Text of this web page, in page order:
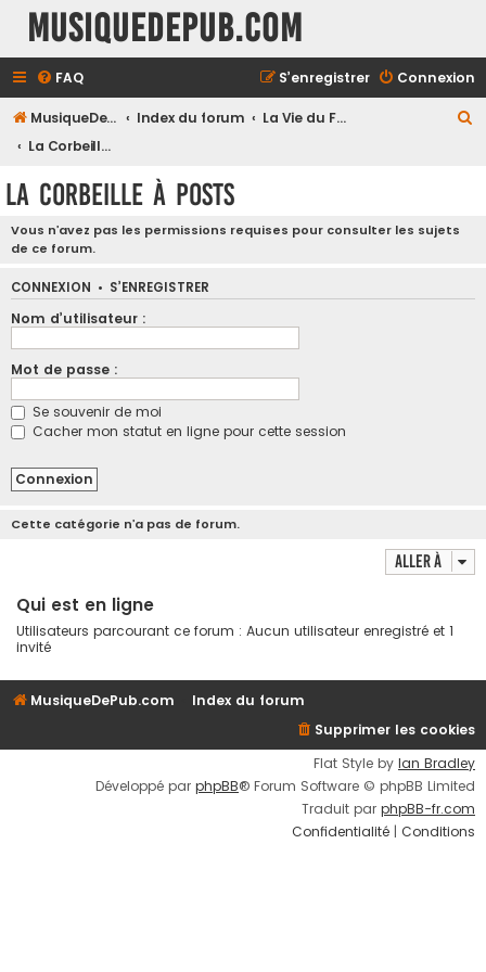
MusiqueDePub.com
FAQ Connexion
S’enregistrer
MusiqueDePub.com Index du forum
La Vie du Forum
La Corbeille à Posts
La Corbeille à Posts
Vous n’avez pas les permissions requises pour consulter les sujets
de ce forum.
CONNEXION • S’ENREGISTRER
Nom d’utilisateur :
Mot de passe :
Se souvenir de moi
Cacher mon statut en ligne pour cette session
Cette catégorie n’a pas de forum.
Aller à
Qui est en ligne
Utilisateurs parcourant ce forum : Aucun utilisateur enregistré et 1
invité
MusiqueDePub.com
Index du forum
Supprimer les cookies
Flat Style by Ian Bradley
Développé par phpBB® Forum Software © phpBB Limited
Traduit par phpBB-fr.com
Confidentialité
Conditions